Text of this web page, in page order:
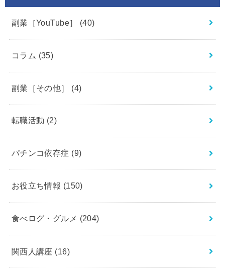
副業［YouTube］ (40)
コラム (35)
副業［その他］ (4)
転職活動 (2)
パチンコ依存症 (9)
お役立ち情報 (150)
食べログ・グルメ (204)
関西人講座 (16)